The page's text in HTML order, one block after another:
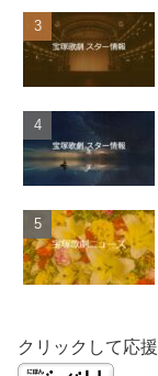
クリックして応援